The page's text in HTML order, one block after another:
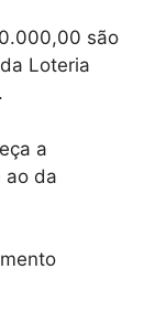
são
Loteria
a
ao da